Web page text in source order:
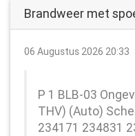
Brandweer met
06 Augustus 2026 20:33
P 1 BLB-03
THV) (Auto)
234171 234831